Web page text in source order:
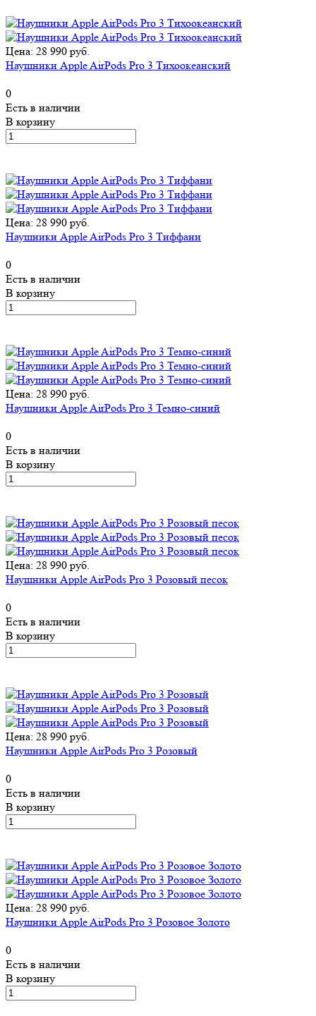
Цена: 28 990 руб.
Наушники Apple AirPods Pro 3 Тихоокеанский
0
Есть в наличии
В корзину
Цена: 28 990 руб.
Наушники Apple AirPods Pro 3 Тиффани
0
Есть в наличии
В корзину
Цена: 28 990 руб.
Наушники Apple AirPods Pro 3 Темно-синий
0
Есть в наличии
В корзину
Цена: 28 990 руб.
Наушники Apple AirPods Pro 3 Розовый песок
0
Есть в наличии
В корзину
Цена: 28 990 руб.
Наушники Apple AirPods Pro 3 Розовый
0
Есть в наличии
В корзину
Цена: 28 990 руб.
Наушники Apple AirPods Pro 3 Розовое Золото
0
Есть в наличии
В корзину